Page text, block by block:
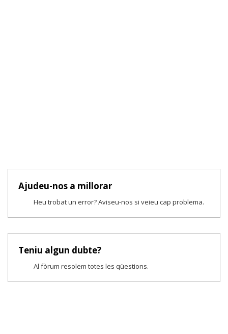
Ajudeu-nos a millorar
Heu trobat un error? Aviseu-nos si veieu cap problema.
Teniu algun dubte?
Al fòrum resolem totes les qüestions.